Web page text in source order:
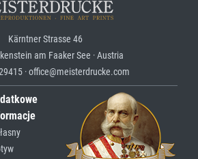
Kärntner Strasse 46
am Faaker See · Austria
· office@meisterdrucke.com